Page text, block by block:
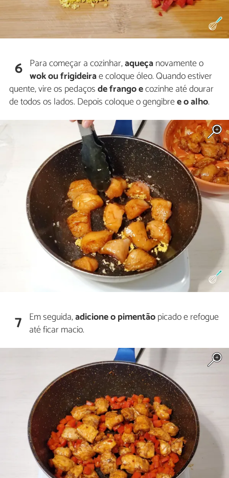
6 Para começar a cozinhar,aqueçanovamente o
wok ou frigideirae coloque óleo. Quando estiver
quente, vire os pedaçosde frango ecozinhe até dourar
de todos os lados. Depois coloque o gengibree o alho.
7 Em seguida,adicioneopimentãopicado e refogue
até ficar macio.